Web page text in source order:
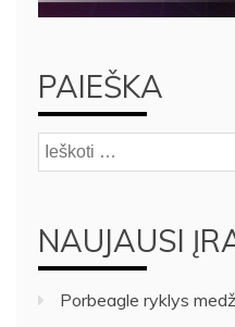
PAIEŠKA
Ieškoti:
NAUJAUSI
Porbeagle ryklys